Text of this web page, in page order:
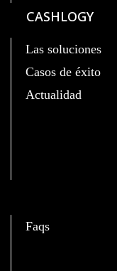
CASHLOGY
Las soluciones
Casos de éxito
Actualidad
Faqs